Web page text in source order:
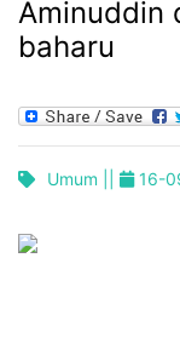
Aminuddin
baharu
Umum || 16-